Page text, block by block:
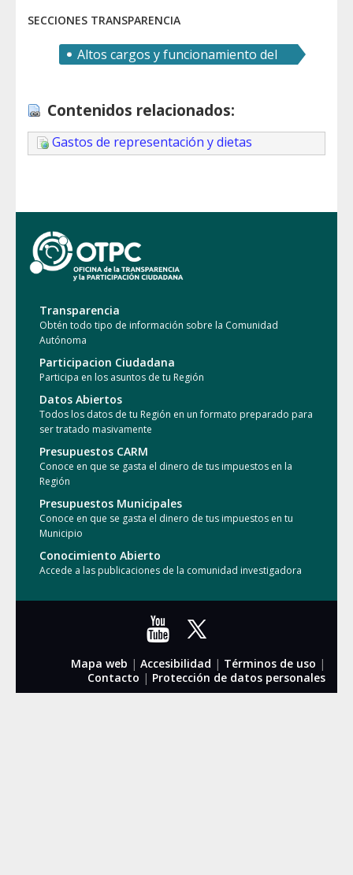
SECCIONES TRANSPARENCIA
Altos cargos y funcionamiento del
Contenidos relacionados:
Gastos de representación y dietas
Transparencia
Obtén todo tipo de información sobre la Comunidad
Autónoma
Participacion Ciudadana
Participa en los asuntos de tu Región
Datos Abiertos
Todos los datos de tu Región en un formato preparado para
ser tratado masivamente
Presupuestos CARM
Conoce en que se gasta el dinero de tus impuestos en la
Región
Presupuestos Municipales
Conoce en que se gasta el dinero de tus impuestos en tu
Municipio
Conocimiento Abierto
Accede a las publicaciones de la comunidad investigadora
Mapa web | Accesibilidad | Términos de uso |
Contacto | Protección de datos personales